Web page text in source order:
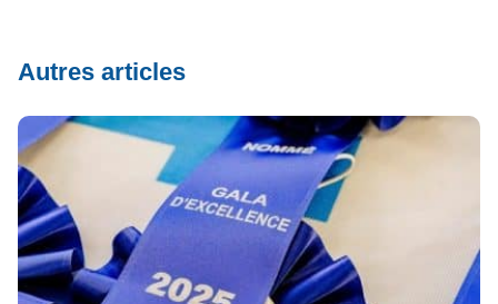
Autres articles